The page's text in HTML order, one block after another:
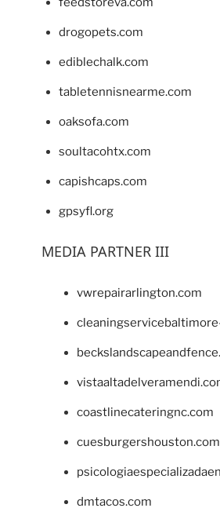
drogopets.com
ediblechalk.com
tabletennisnearme.com
oaksofa.com
soultacohtx.com
capishcaps.com
gpsyfl.org
MEDIA PARTNER III
vwrepairarlington.com
coastlinecateringnc.com
cuesburgershouston.com
dmtacos.com